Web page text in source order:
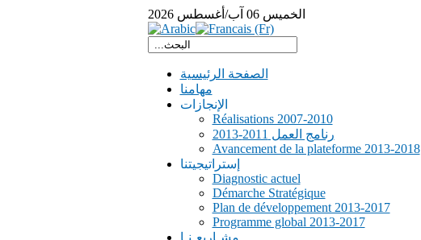
الخميس 06 آب/أغسطس 2026
الصفحة الرئيسية
مهامنا
الإنجازات
Réalisations 2007-2010
رنامج العمل 2011-2013
Avancement de la plateforme 2013-2018
إستراتيجيتنا
Diagnostic actuel
Démarche Stratégique
Plan de développement 2013-2017
Programme global 2013-2017
مشـاريعـنـا